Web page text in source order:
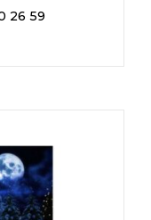
26 59